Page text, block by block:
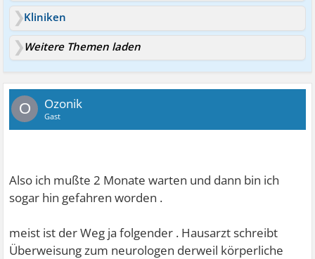
Kliniken
Weitere Themen laden
O Ozonik
Gast
Also ich mußte 2 Monate warten und dann bin ich
sogar hin gefahren worden .
meist ist der Weg ja folgender . Hausarzt schreibt
Überweisung zum neurologen derweil körperliche